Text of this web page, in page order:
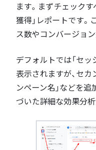
ます。まずチェックす
獲得」レポートです。
ス数やコンバージョ
デフォルトでは「セ
表示されますが、セカ
ンペーン名」などを
づいた詳細な効果分